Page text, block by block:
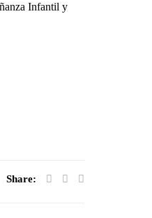
Infantil y
Share: